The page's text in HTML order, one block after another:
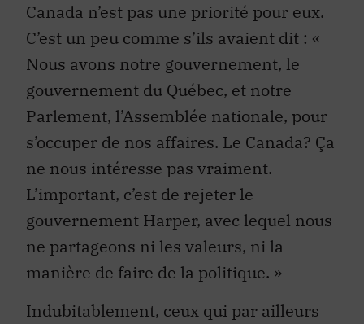
Canada n’est pas une priorité pour eux.
C’est un peu comme s’ils avaient dit : «
Nous avons notre gouvernement, le
gouvernement du Québec, et notre
Parlement, l’Assemblée nationale, pour
s’occuper de nos affaires. Le Canada? Ça
ne nous intéresse pas vraiment.
L’important, c’est de rejeter le
gouvernement Harper, avec lequel nous
ne partageons ni les valeurs, ni la
manière de faire de la politique. »
Indubitablement, ceux qui par ailleurs